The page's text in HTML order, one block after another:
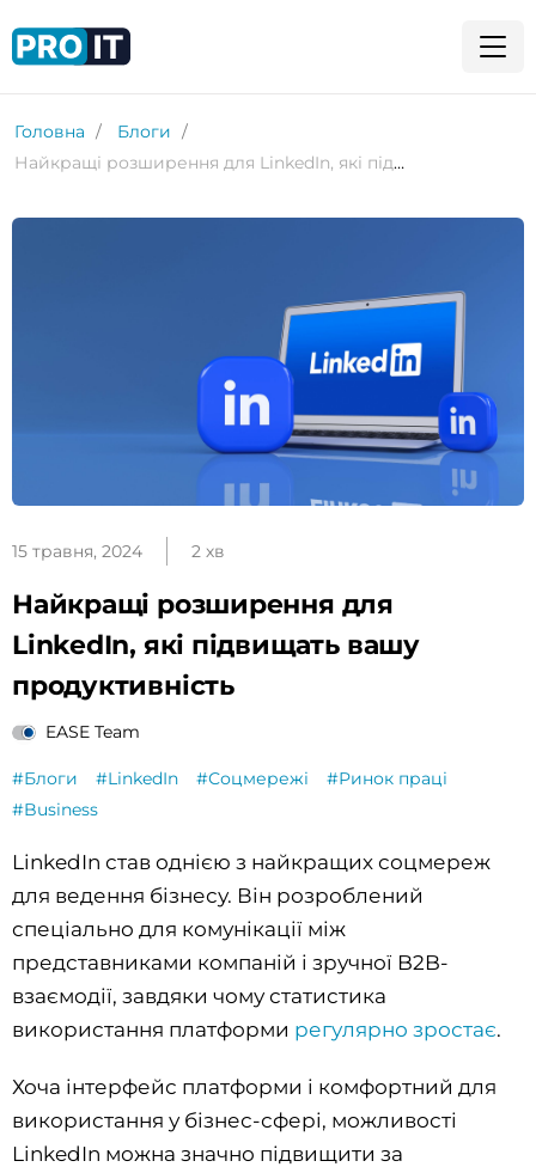
Головна
Блоги
Найкращі розширення для LinkedIn, які підвищать вашу продуктивність
15 травня, 2024 2 хв
Найкращі розширення для
LinkedIn, які підвищать вашу
продуктивність
EASE Team
#Блоги #LinkedIn #Соцмережі
#Ринок праці
#Business
LinkedIn став однією з найкращих соцмереж
для ведення бізнесу. Він розроблений
спеціально для комунікації між
представниками компаній і зручної B2B-
взаємодії, завдяки чому статистика
використання платформи регулярно зростає.
Хоча інтерфейс платформи і комфортний для
використання у бізнес-сфері, можливості
LinkedIn можна значно підвищити за